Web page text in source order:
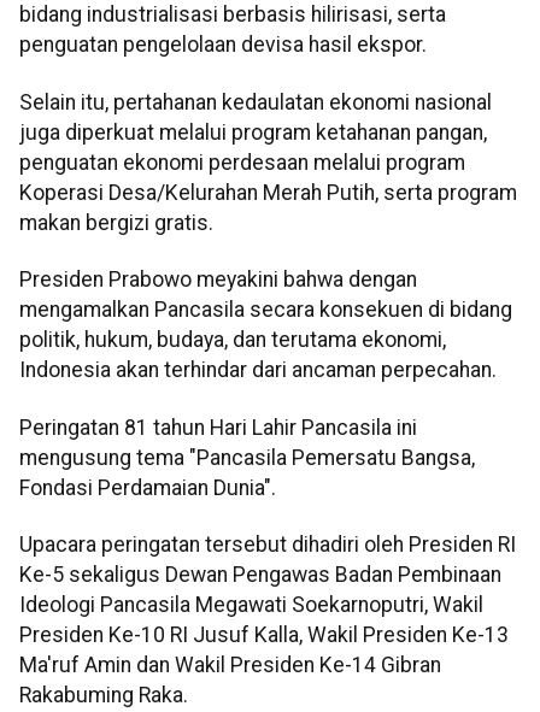
bidang industrialisasi berbasis hilirisasi, serta
penguatan pengelolaan devisa hasil ekspor.
Selain itu, pertahanan kedaulatan ekonomi nasional
juga diperkuat melalui program ketahanan pangan,
penguatan ekonomi perdesaan melalui program
Koperasi Desa/Kelurahan Merah Putih, serta program
makan bergizi gratis.
Presiden Prabowo meyakini bahwa dengan
mengamalkan Pancasila secara konsekuen di bidang
politik, hukum, budaya, dan terutama ekonomi,
Indonesia akan terhindar dari ancaman perpecahan.
Peringatan 81 tahun Hari Lahir Pancasila ini
mengusung tema "Pancasila Pemersatu Bangsa,
Fondasi Perdamaian Dunia".
Upacara peringatan tersebut dihadiri oleh Presiden RI
Ke-5 sekaligus Dewan Pengawas Badan Pembinaan
Ideologi Pancasila Megawati Soekarnoputri, Wakil
Presiden Ke-10 RI Jusuf Kalla, Wakil Presiden Ke-13
Ma'ruf Amin dan Wakil Presiden Ke-14 Gibran
Rakabuming Raka.